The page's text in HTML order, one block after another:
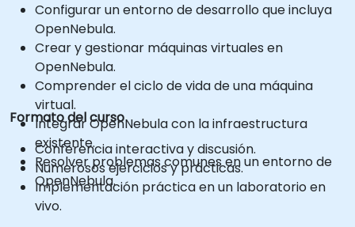
Configurar un entorno de desarrollo que incluya
OpenNebula.
Crear y gestionar máquinas virtuales en
OpenNebula.
Comprender el ciclo de vida de una máquina
virtual.
Integrar OpenNebula con la infraestructura
existente.
Resolver problemas comunes en un entorno de
OpenNebula.
Formato del curso
Conferencia interactiva y discusión.
Numerosos ejercicios y prácticas.
Implementación práctica en un laboratorio en
vivo.